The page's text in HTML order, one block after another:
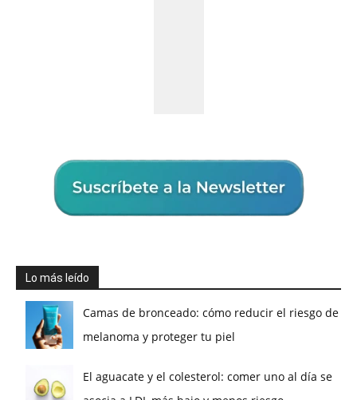
Lo más leído
Camas de bronceado: cómo reducir el riesgo de
melanoma y proteger tu piel
El aguacate y el colesterol: comer uno al día se